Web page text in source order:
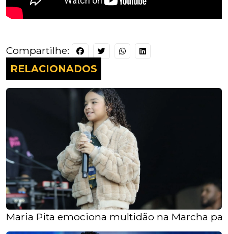
Compartilhe:
RELACIONADOS
Maria Pita emociona multidão na Marcha